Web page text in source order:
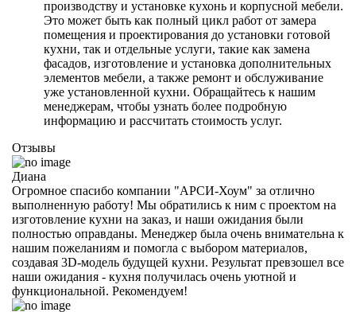
производству и установке кухонь и корпусной мебели.
Это может быть как полный цикл работ от замера
помещения и проектирования до установки готовой
кухни, так и отдельные услуги, такие как замена
фасадов, изготовление и установка дополнительных
элементов мебели, а также ремонт и обслуживание
уже установленной кухни. Обращайтесь к нашим
менеджерам, чтобы узнать более подробную
информацию и рассчитать стоимость услуг.
Отзывы
Диана
Огромное спасибо компании "АРСИ-Хоум" за отлично
выполненную работу! Мы обратились к ним с проектом на
изготовление кухни на заказ, и наши ожидания были
полностью оправданы. Менеджер была очень внимательна к
нашим пожеланиям и помогла с выбором материалов,
создавая 3D-модель будущей кухни. Результат превзошел все
наши ожидания - кухня получилась очень уютной и
функциональной. Рекомендуем!